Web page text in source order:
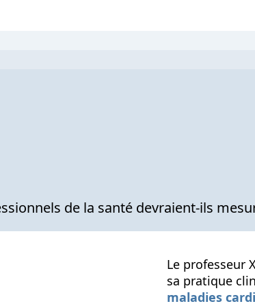
de la santé devraient-ils
Le professeur
sa pratique
maladies